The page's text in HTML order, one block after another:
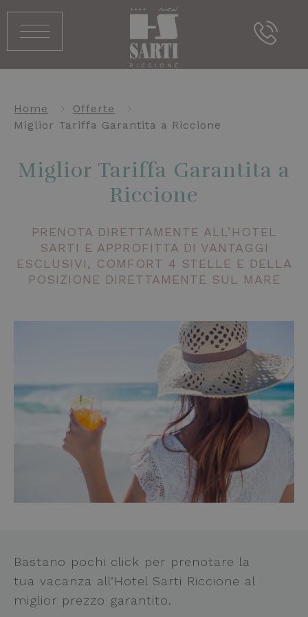
Home
Offerte
Miglior Tariffa Garantita a Riccione
Miglior Tariffa Garantita a
Riccione
PRENOTA DIRETTAMENTE ALL’HOTEL
SARTI E APPROFITTA DI VANTAGGI
ESCLUSIVI, COMFORT 4 STELLE E DELLA
POSIZIONE DIRETTAMENTE SUL MARE
Bastano pochi click per prenotare la
tua vacanza all’Hotel Sarti Riccione al
miglior prezzo garantito.